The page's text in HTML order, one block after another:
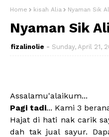
Home kisah Alia Nyaman Sik
Nyaman Sik
fizalinolie Sunday, April 21,
Assalamu'alaikum...
Pagi tadi... Kami 3
Hajat di hati nak carik
dah tak jual sayur.